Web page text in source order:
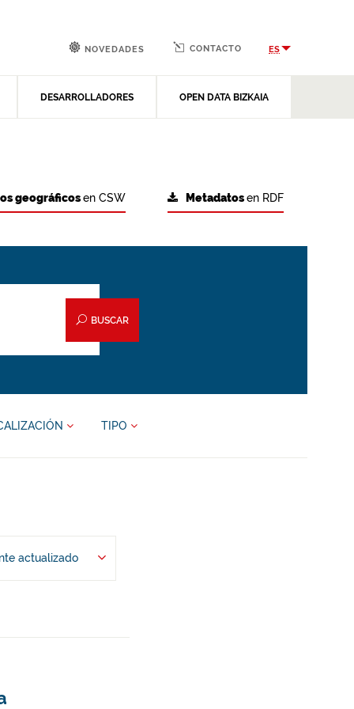
DESARROLLADORES OPEN DATA BIZKAIA
NOVEDADES CONTACTO ES
Metadatosen RDF
geográficosen CSW
BUSCAR
TIPO
actualizado